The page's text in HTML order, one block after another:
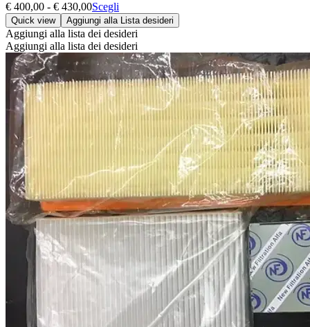
€ 400,00 - € 430,00Fascia
di
prezzo:
da
€ 400,00
€ 430,00
Scegli
prodotto
ha
più
varianti.
Le
opzioni
possono
essere
scelte
nella
pagina
prodotto
Quick view Aggiungi alla Lista desideri
Aggiungi alla lista dei desideri
Aggiungi alla lista dei desideri